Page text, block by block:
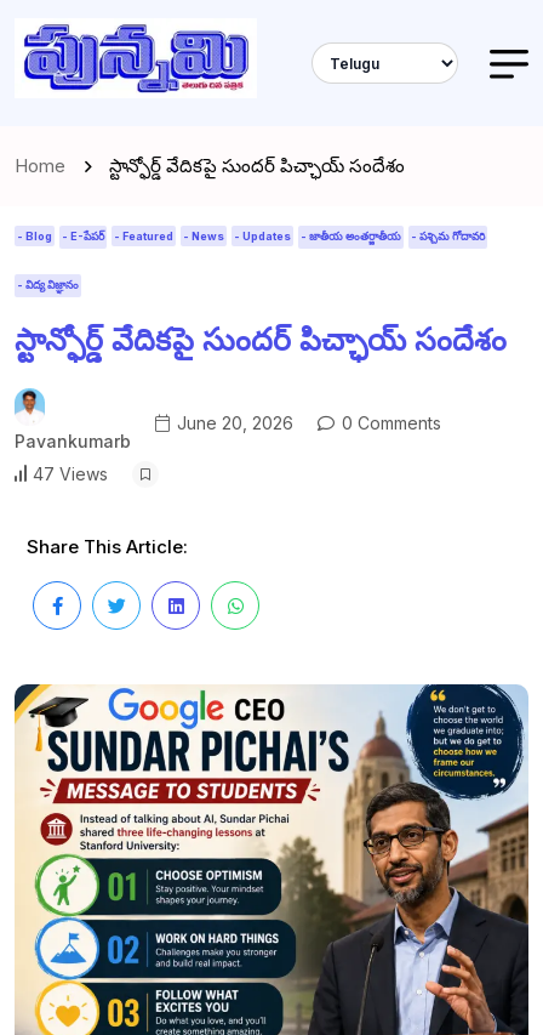
Home స్టాన్ఫోర్డ్ వేదికపై సుందర్ పిచ్ఛాయ్ సందేశం
- Blog - E-పేపర్ - Featured - News - Updates - జాతీయ అంతర్జాతీయ - పశ్చిమ గోదావరి
- విద్య విజ్ఞానం
స్టాన్ఫోర్డ్ వేదికపై సుందర్ పిచ్ఛాయ్ సందేశం
Pavankumarb
June 20, 2026 0 Comments
47 Views
Share This Article: